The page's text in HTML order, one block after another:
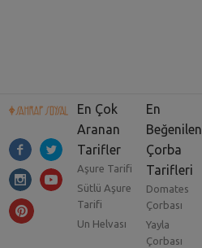
En Çok
Aranan
Tarifler
Aşure Tarifi
Sütlü Aşure
Tarifi
Un Helvası
En
Beğenilen
Çorba
Tarifleri
Domates
Çorbası
Yayla
Çorbası